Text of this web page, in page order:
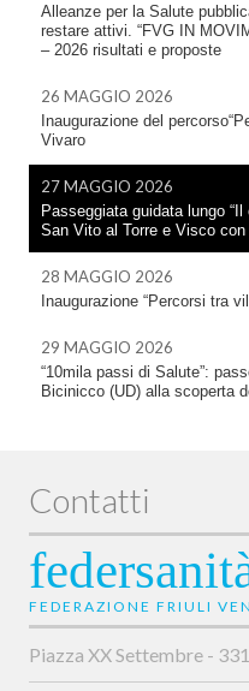
Alleanze per la Salute
restare attivi. “FVG IN
– 2026 risultati e proposte
26 MAGGIO 2026
Inaugurazione del
Vivaro
27 MAGGIO 2026
Passeggiata guidata lungo
San Vito al Torre e Visco
28 MAGGIO 2026
Inaugurazione “Percorsi tra
29 MAGGIO 2026
“10mila passi di Salute”:
Bicinicco (UD) alla scoperta
Contatti
FEDERAZIONE FRIULI
Piazza XX Settembre -